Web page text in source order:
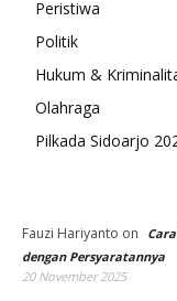
Peristiwa
Politik
Hukum &
Olahraga
Pilkada Sidoarjo
Fauzi Hariyanto on
dengan Persyaratannya
20 November 2025